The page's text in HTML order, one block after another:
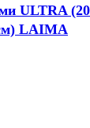
ULTRA (20
LAIMA